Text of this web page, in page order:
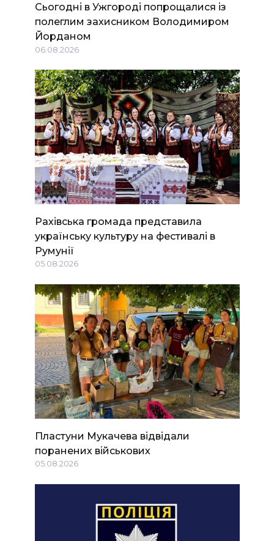
Сьогодні в Ужгороді попрощалися із
полеглим захисником Володимиром
Йорданом
06.08.2026
Рахівська громада представила
українську культуру на фестивалі в
Румунії
05.08.2026
Пластуни Мукачева відвідали
поранених військових
05.08.2026